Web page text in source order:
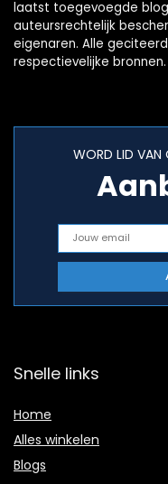
laatst toegevoegde
auteursrechtelijk
eigenaren. Alle
respectievelijke bronnen.
WORD LID VAN
Snelle links
Home
Alles winkelen
Blogs